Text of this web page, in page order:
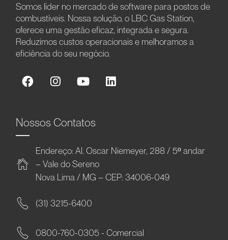
Somos líder no mercado de software para postos de
combustíveis. Nossa solução, o LBC Gas Station,
oferece uma gestão eficaz, integrada e segura.
Reduzimos custos operacionais e melhoramos a
eficiência do seu negócio.
Nossos Contatos
Endereço: Al. Oscar Niemeyer, 288 / 5º andar
– Vale do Sereno
Nova Lima / MG – CEP: 34006-049
(31) 3215-6400
0800-760-0305 - Comercial